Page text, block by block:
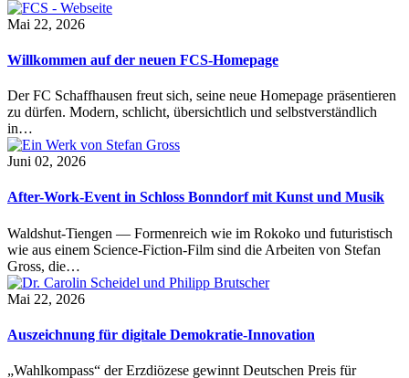
Mai 22, 2026
Willkommen auf der neuen FCS-Homepage
Der FC Schaffhausen freut sich, seine neue Homepage präsentieren
zu dürfen. Modern, schlicht, übersichtlich und selbstverständlich
in…
Juni 02, 2026
After-Work-Event in Schloss Bonndorf mit Kunst und Musik
Waldshut-Tiengen — Formenreich wie im Rokoko und futuristisch
wie aus einem Science-Fiction-Film sind die Arbeiten von Stefan
Gross, die…
Mai 22, 2026
Auszeichnung für digitale Demokratie-Innovation
„Wahlkompass“ der Erzdiözese gewinnt Deutschen Preis für